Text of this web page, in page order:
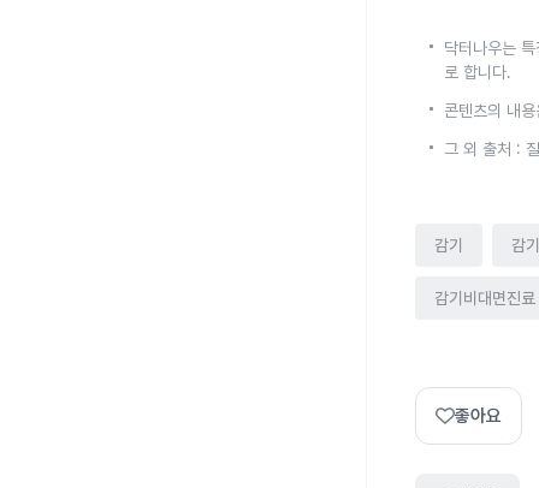
닥터나우는
로 합니다.
콘텐츠의 내
그 외 출처 :
감기 감
감기비대면진료
좋아요